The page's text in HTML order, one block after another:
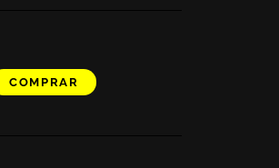
COMPRAR